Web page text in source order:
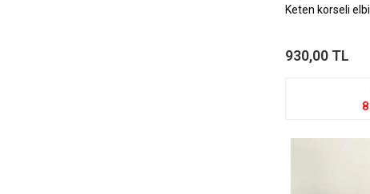
Keten korseli
930,00 TL